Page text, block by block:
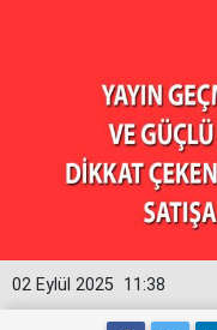
11:38
02 Eylül 2025